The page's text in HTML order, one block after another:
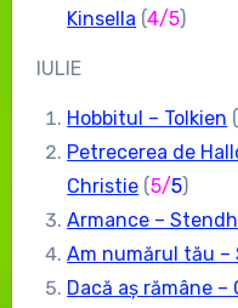
Kinsella (4/5)
IULIE
Hobbitul – Tolkien
Petrecerea de
Christie (5/5)
Armance –
Am numărul tău –
Dacă aș rămâne –